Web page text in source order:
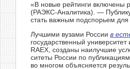
«В новые рейтинги включены
(РАЭКС-Аналитика). —
стать важным подспорьем
Лучшими вузами России в
государственный
RAEX, созданы наилучшие
ситеты России по
во многом объясняется